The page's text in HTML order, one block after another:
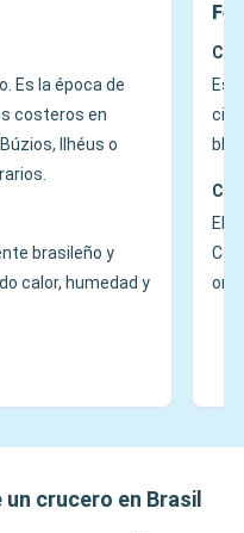
Es la época de
costeros en
Ilhéus o
brasileño y
calor, humedad y
Es
crucero en Brasil